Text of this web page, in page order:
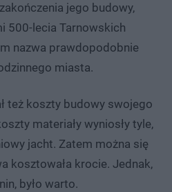
jego budowy,
500-lecia Tarnowskich
nazwa prawdopodobnie
miasta.
też koszty budowy swojego
materiały wyniosły tyle,
jacht. Zatem można się
kosztowała krocie. Jednak,
było warto.